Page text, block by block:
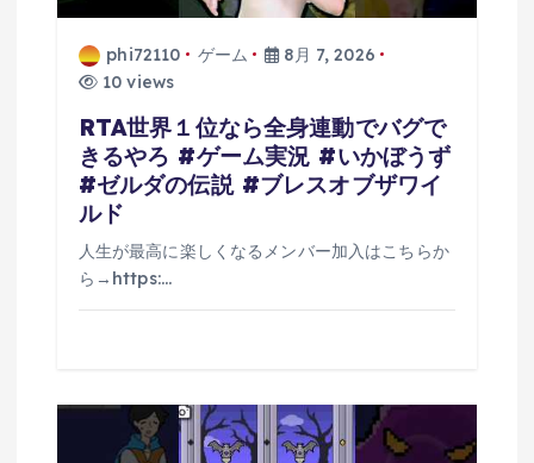
phi72110 ゲーム
8月 7, 2026
10 views
RTA世界１位なら全身連動でバグで
きるやろ #ゲーム実況 #いかぼうず
#ゼルダの伝説 #ブレスオブザワイ
ルド
人生が最高に楽しくなるメンバー加入はこちらか
ら→https:…